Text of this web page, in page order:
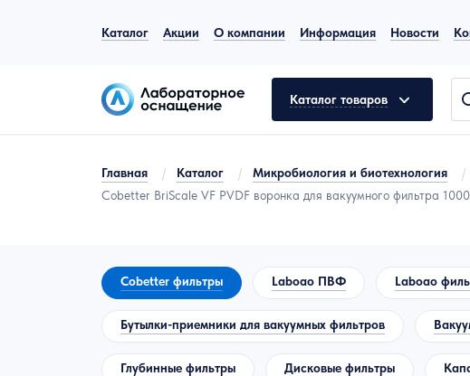
Каталог Акции О компании Информация Новости
Каталог товаров
Общелабораторное оборудование
Молекулярная биология
Пробоподготовка
Главная / Каталог / Микробиология и биотехнология /
Cobetter BriScale VF PVDF воронка для вакуумного фильтра
Cobetter фильтры Laboao ПВФ Laboao
Бутылки-приемники для вакуумных фильтров
Глубинные фильтры Дисковые фильтры